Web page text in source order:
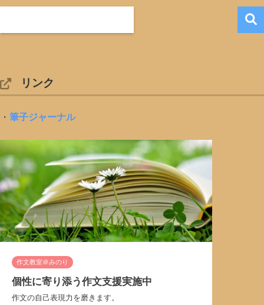
リンク
・ 筆子ジャーナル
作文教室＠みのり
個性に寄り添う作文支援実施中
作文の自己表現力を磨きます。